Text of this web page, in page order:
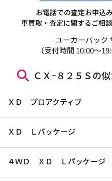
お電話での査定お申込
車買取・査定に関するご相
ユーカーパック
（受付時間 10:00～
ＣＸ−８２５Ｓの
ＸＤ プロアクティブ
ＸＤ Ｌパッケージ
４ＷＤ ＸＤ Ｌパッケージ